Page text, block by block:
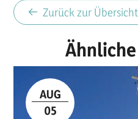
Zurück zur Übersicht
AUG
05